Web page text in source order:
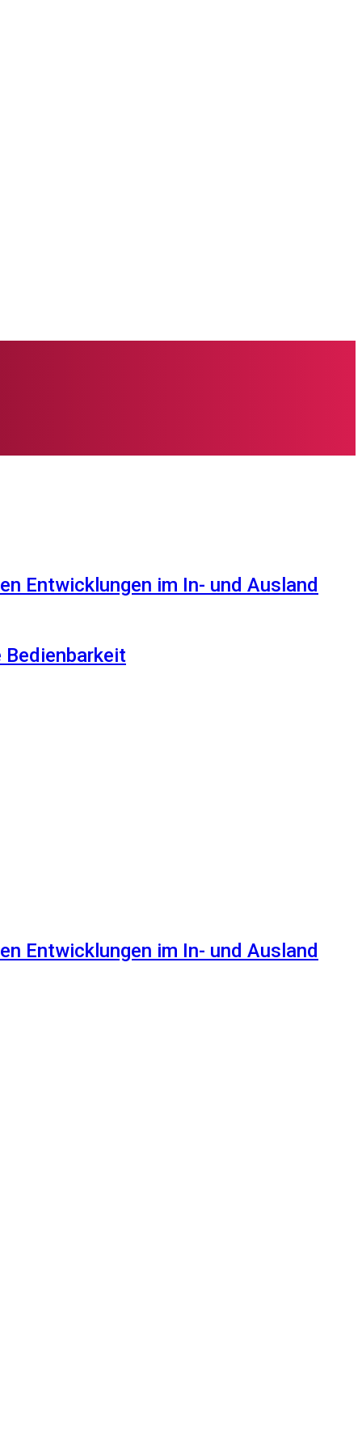
Entwicklungen im In- und Ausland
Entwicklungen im In- und Ausland